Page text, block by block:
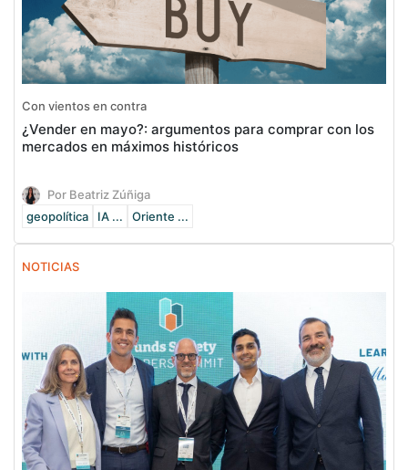
Con vientos en contra
¿Vender en mayo?: argumentos para comprar con los
mercados en máximos históricos
Por Beatriz Zúñiga
geopolítica
IA ... Oriente ...
NOTICIAS